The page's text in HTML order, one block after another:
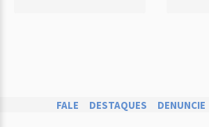
FALE DESTAQUES DENUNCIE